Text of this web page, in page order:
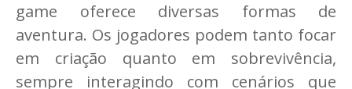
game oferece diversas formas de
aventura. Os jogadores podem tanto focar
em criação quanto em sobrevivência,
sempre interagindo com cenários que